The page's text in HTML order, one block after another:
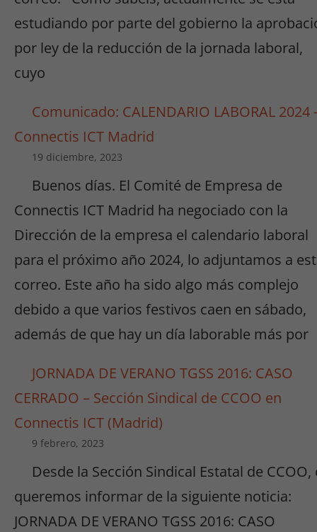
estudiando por parte del gobierno la
por ley de la reducción de la jornada laboral,
cuyo
Comunicado: CALENDARIO LABORAL 2024
Connectis ICT Madrid
19 diciembre, 2023
Buenos días. El Comité de Empresa de
Connectis ICT Madrid ha negociado con la
Dirección de la empresa el calendario laboral
para el próximo año 2024, lo adjuntamos a
correo. Este año ha sido algo más complejo
debido a que varios festivos caen en sábado,
además de que hay un día laborable más por
JORNADA DE VERANO TGSS 2016: CASO
CERRADO – Sección Sindical de CCOO en
Connectis ICT (Madrid)
9 febrero, 2023
Desde la Sección Sindical Estatal de CCOO,
queremos informar de la siguiente noticia:
JORNADA DE VERANO TGSS 2016: CASO
Para que
nuestra web
funcione lo
rechaza estas
desaparecerán
de la web.
Al compartir tus
intereses y
comportamiento
mientras visitas
nuestro sitio,
ver contenido y
ofertas